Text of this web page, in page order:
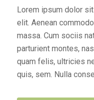
Lorem ipsum dolor
elit. Aenean
massa. Cum sociis
parturient montes,
quam felis, ultricies
quis, sem. Nulla